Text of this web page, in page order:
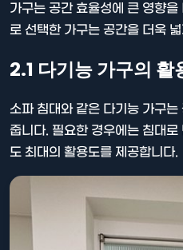
가구는 공간 효율성에 큰 영향
로 선택한 가구는 공간을 더욱
2.1 다기능 가구의 활
소파 침대와 같은 다기능 가구
줍니다. 필요한 경우에는 침대
도 최대의 활용도를 제공합니다.